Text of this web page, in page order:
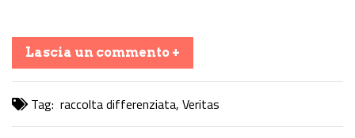
Lascia un commento +
Tag: raccolta differenziata, Veritas